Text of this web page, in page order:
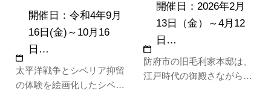
太平洋戦争とシベリア抑留
の体験を絵画化したシベリ
開催日：令和4年9月
16日(金)～10月16
日…
防府市の旧毛利家本邸は、
江戸時代の御殿さながら
開催日：2026年2月
13日（金）～4月12
日…